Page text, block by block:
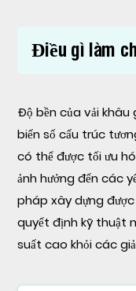
cho
của
bạn
Điều gì làm
Độ bền của vải
biến số cấu trúc
có thể được tối ưu
ảnh hưởng đến các
pháp xây dựng
quyết định kỹ thuật
suất cao khỏi các